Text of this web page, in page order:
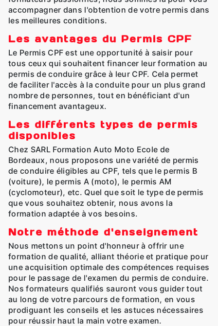
accompagner dans l'obtention de votre permis dans
les meilleures conditions.
Les avantages du Permis CPF
Le Permis CPF est une opportunité à saisir pour
tous ceux qui souhaitent financer leur formation au
permis de conduire grâce à leur CPF. Cela permet
de faciliter l'accès à la conduite pour un plus grand
nombre de personnes, tout en bénéficiant d'un
financement avantageux.
Les différents types de permis
disponibles
Chez SARL Formation Auto Moto Ecole de
Bordeaux, nous proposons une variété de permis
de conduire éligibles au CPF, tels que le permis B
(voiture), le permis A (moto), le permis AM
(cyclomoteur), etc. Quel que soit le type de permis
que vous souhaitez obtenir, nous avons la
formation adaptée à vos besoins.
Notre méthode d'enseignement
Nous mettons un point d'honneur à offrir une
formation de qualité, alliant théorie et pratique pour
une acquisition optimale des compétences requises
pour le passage de l'examen du permis de conduire.
Nos formateurs qualifiés sauront vous guider tout
au long de votre parcours de formation, en vous
prodiguant les conseils et les astuces nécessaires
pour réussir haut la main votre examen.